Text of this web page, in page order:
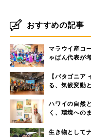
おすすめの記事
マラウイ産コ
ゃぱん代表が
【パタゴニア
る、気候変動
ハワイの自然
く、環境への
生き物として